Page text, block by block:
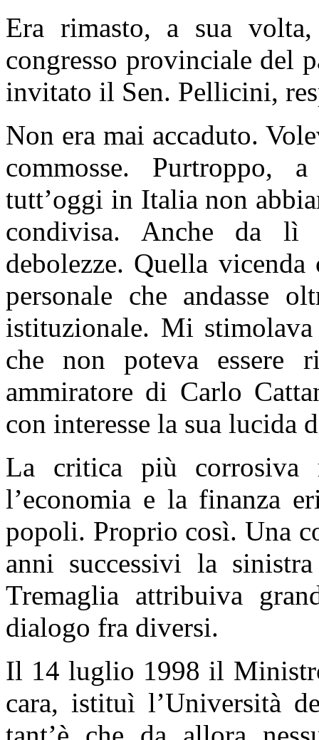
Era rimasto, a sua
congresso provinciale del
invitato il Sen. Pellicini,
Non era mai accaduto.
commosse. Purtroppo,
tutt’oggi in Italia non
condivisa. Anche da lì
debolezze. Quella
personale che andasse
istituzionale. Mi
che non poteva essere
ammiratore di Carlo
con interesse la sua
La critica più
l’economia e la finanza
popoli. Proprio così. Una
anni successivi la
Tremaglia attribuiva
dialogo fra diversi.
Il 14 luglio 1998 il
cara, istituì l’Università